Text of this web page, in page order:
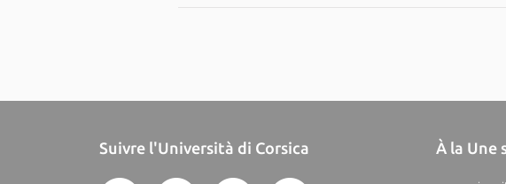
Suivre l'Università di Corsica À la Une